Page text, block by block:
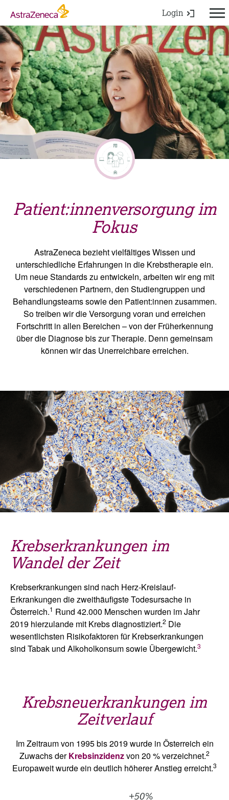
Login
Patient:innenversorgung im
Fokus
AstraZeneca bezieht vielfältiges Wissen und
unterschiedliche Erfahrungen in die Krebstherapie ein.
Um neue Standards zu entwickeln, arbeiten wir eng mit
verschiedenen Partnern, den Studiengruppen und
Behandlungsteams sowie den Patient:innen zusammen.
So treiben wir die Versorgung voran und erreichen
Fortschritt in allen Bereichen – von der Früherkennung
über die Diagnose bis zur Therapie. Denn gemeinsam
können wir das Unerreichbare erreichen.
Krebserkrankungen im
Wandel der Zeit
Krebserkrankungen sind nach Herz-Kreislauf-
Erkrankungen die zweithäufigste Todesursache in
Österreich.1 Rund 42.000 Menschen wurden im Jahr
2019 hierzulande mit Krebs diagnostiziert.2 Die
wesentlichsten Risikofaktoren für Krebserkrankungen
sind Tabak und Alkoholkonsum sowie Übergewicht.3
Krebsneuerkrankungen im
Zeitverlauf
Im Zeitraum von 1995 bis 2019 wurde in Österreich ein
Zuwachs derKrebsinzidenzvon 20 % verzeichnet.2
Europaweit wurde ein deutlich höherer Anstieg erreicht.3